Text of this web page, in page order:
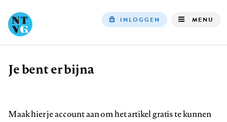
INLOGGEN MENU
Kruimelpad
Je bent er bijna
Maak hier je account aan om het artikel gratis te kunnen